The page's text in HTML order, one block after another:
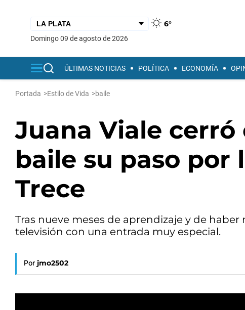
6°
domingo 09 de agosto de 2026
ÚLTIMAS NOTICIAS POLÍTICA ECONOMÍA
Portada >Estilo de Vida >baile
Juana Viale
baile su paso por
Trece
Tras nueve meses de aprendizaje y de
televisión con una entrada muy especial.
Por jmo2502